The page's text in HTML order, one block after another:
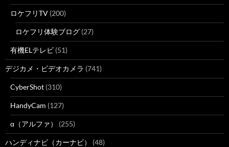
ロケフリTV (200)
ロケフリ体験ブログ (27)
有機ELテレビ (51)
デジカメ・ビデオカメラ (741)
CyberShot (310)
HandyCam (127)
α（アルファ） (255)
ハンディナビ（カーナビ） (48)